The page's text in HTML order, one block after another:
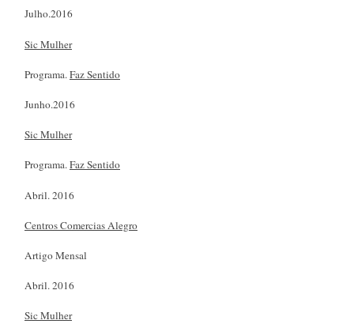
Julho.2016
Sic Mulher
Programa.Faz Sentido
Junho.2016
Sic Mulher
Programa.Faz Sentido
Abril. 2016
Centros Comercias Alegro
Artigo Mensal
Abril. 2016
Sic Mulher